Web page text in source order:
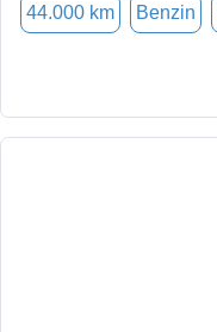
44.000 km Benzin